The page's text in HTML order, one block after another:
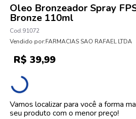
Oleo Bronzeador Spray
Bronze 110ml
91072
Vendido por:FARMACIAS SAO RAFAEL LTDA
R$ 39,99
Vamos localizar para você a forma
seu produto com o menor preço!
4º fralda pampers
5º tintura cabelo
6º elseve
7º dove
8º
9
10ºoleo